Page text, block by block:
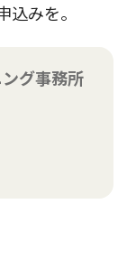
込みを。
グ事務所